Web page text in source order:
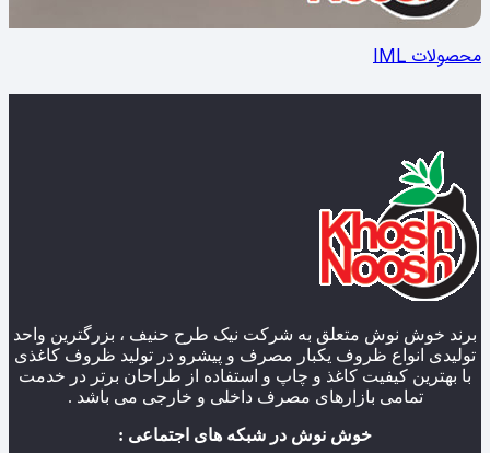
محصولات IML
برند خوش نوش متعلق به شرکت نیک طرح حنیف ، بزرگترین واحد
تولیدی انواع ظروف یکبار مصرف و پیشرو در تولید ظروف کاغذی
با بهترین کیفیت کاغذ و چاپ و استفاده از طراحان برتر در خدمت
تمامی بازارهای مصرف داخلی و خارجی می باشد .
خوش نوش در شبکه های اجتماعی :